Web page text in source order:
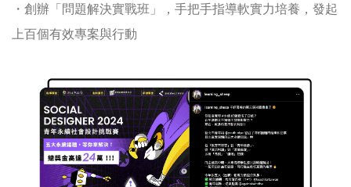
・創辦「問題解決實戰班」，手把手指導軟實力培養，發起
上百個有效專案與行動